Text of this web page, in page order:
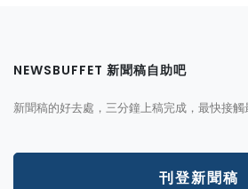
NEWSBUFFET 新聞稿自助吧
新聞稿的好去處，三分鐘上稿完成，最快接觸
刊登新聞稿